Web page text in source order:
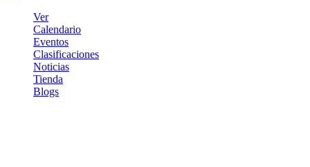
Ver
Calendario
Eventos
Clasificaciones
Noticias
Tienda
Blogs